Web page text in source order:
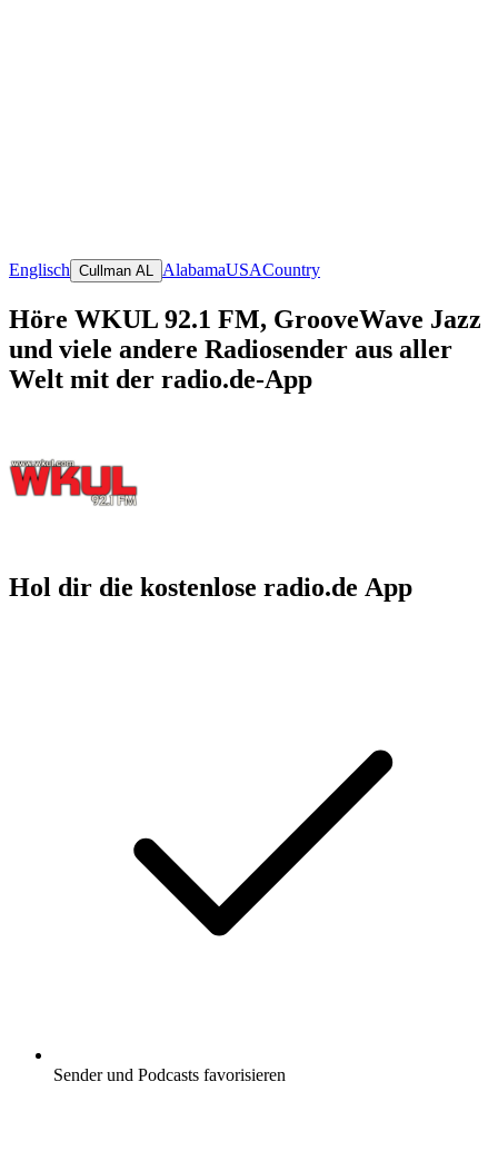
Englisch Cullman AL AlabamaUSACountry
Höre WKUL 92.1 FM, GrooveWave Jazz
und viele andere Radiosender aus aller
Welt mit der radio.de-App
Hol dir die kostenlose radio.de App
Sender und Podcasts favorisieren